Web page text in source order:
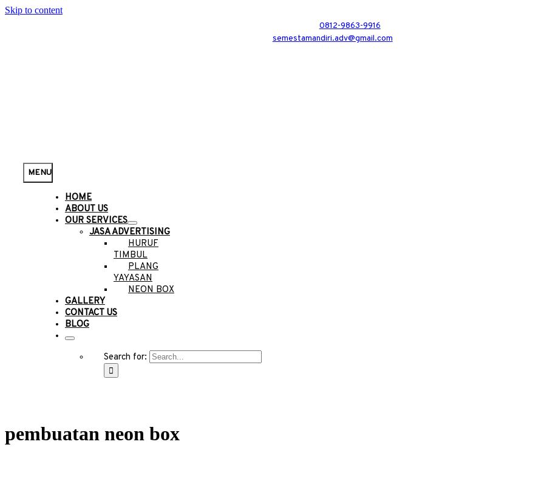
Skip to content
0812-9863-9916
semestamandiri.adv@gmail.com
MENU
HOME
ABOUT US
OUR SERVICES
JASA ADVERTISING
HURUF
TIMBUL
PLANG
YAYASAN
NEON BOX
GALLERY
CONTACT US
BLOG
Search for:
pembuatan neon box